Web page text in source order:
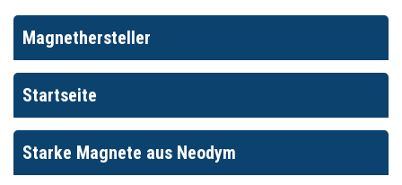
Magnethersteller
Startseite
Starke Magnete aus Neodym